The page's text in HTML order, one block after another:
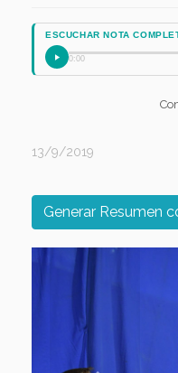
ESCUCHAR NOTA
0:00
13/9/2019
Generar Resumen